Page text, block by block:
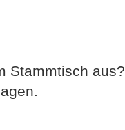
Stammtisch aus?